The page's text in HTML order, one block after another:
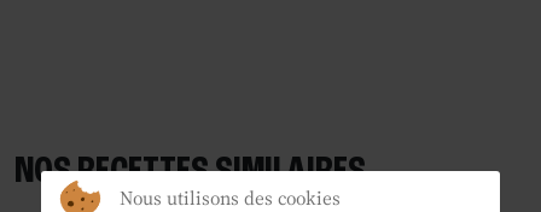
NOS RECETTES SIMILAIRES
Nous utilisons des cookies